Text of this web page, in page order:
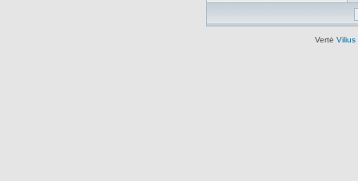
Vertė Vilius